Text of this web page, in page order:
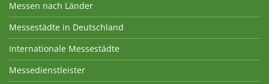
Messen nach Länder
Messestädte in Deutschland
Internationale Messestädte
Messedienstleister